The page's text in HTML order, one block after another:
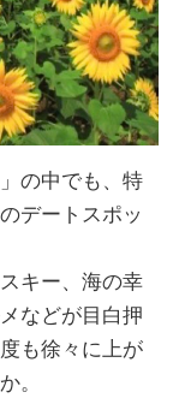
の中でも、特
デートスポッ
キー、海の幸
などが目白押
も徐々に上が
。